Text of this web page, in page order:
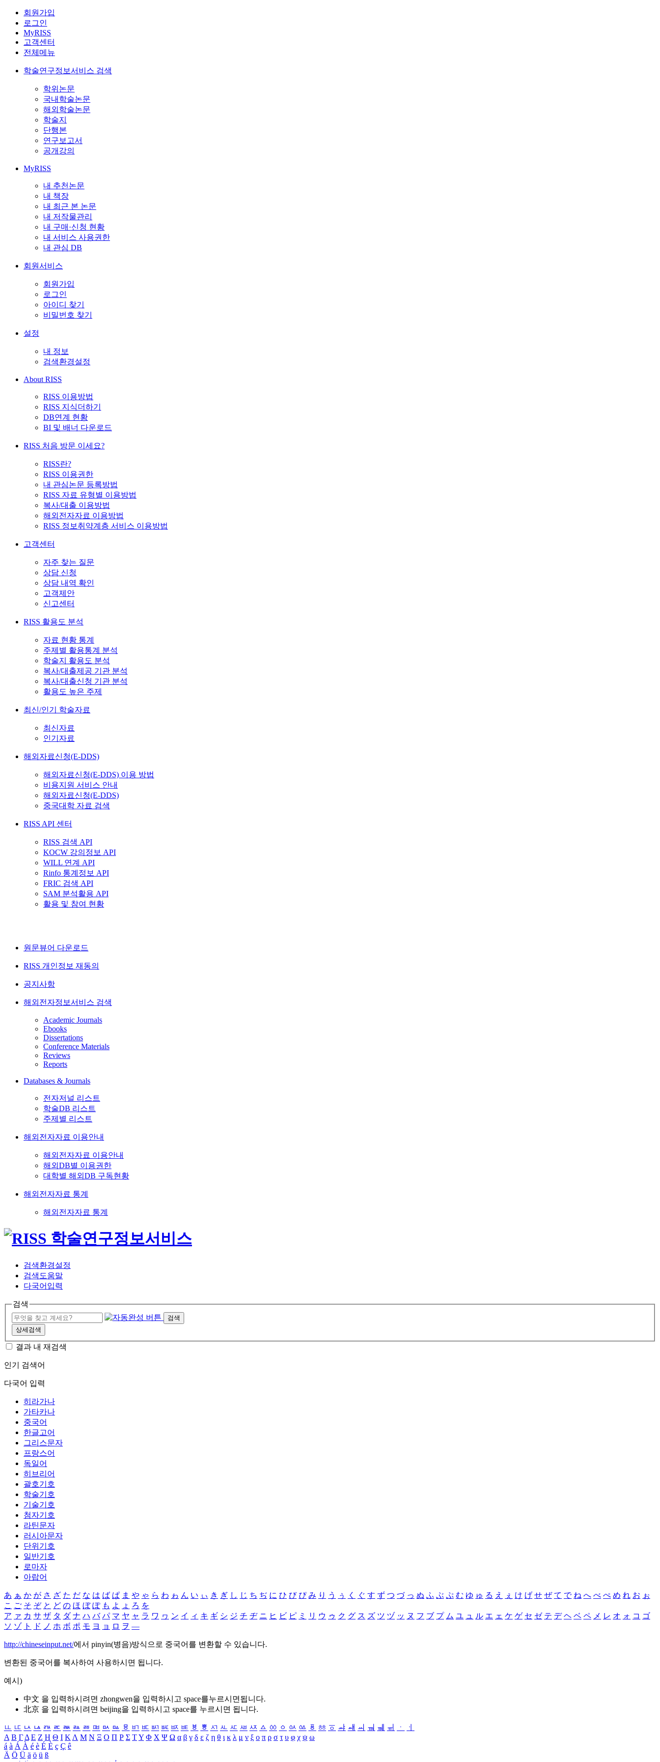
회원가입
로그인
MyRISS
고객센터
전체메뉴
학술연구정보서비스 검색
학위논문
국내학술논문
해외학술논문
학술지
단행본
연구보고서
공개강의
MyRISS
내 추천논문
내 책장
내 최근 본 논문
내 저작물관리
내 구매·신청 현황
내 서비스 사용권한
내 관심 DB
회원서비스
회원가입
로그인
아이디 찾기
비밀번호 찾기
설정
내 정보
검색환경설정
About RISS
RISS 이용방법
RISS 지식더하기
DB연계 현황
BI 및 배너 다운로드
RISS 처음 방문 이세요?
RISS란?
RISS 이용권한
내 관심논문 등록방법
RISS 자료 유형별 이용방법
복사/대출 이용방법
해외전자자료 이용방법
RISS 정보취약계층 서비스 이용방법
고객센터
자주 찾는 질문
상담 신청
상담 내역 확인
고객제안
신고센터
RISS 활용도 분석
자료 현황 통계
주제별 활용통계 분석
학술지 활용도 분석
복사/대출제공 기관 분석
복사/대출신청 기관 분석
활용도 높은 주제
최신/인기 학술자료
최신자료
인기자료
해외자료신청(E-DDS)
해외자료신청(E-DDS) 이용 방법
비용지원 서비스 안내
해외자료신청(E-DDS)
중국대학 자료 검색
RISS API 센터
RISS 검색 API
KOCW 강의정보 API
WILL 연계 API
Rinfo 통계정보 API
FRIC 검색 API
SAM 분석활용 API
활용 및 참여 현황
원문뷰어 다운로드
RISS 개인정보 재동의
공지사항
해외전자정보서비스 검색
Academic Journals
Ebooks
Dissertations
Conference Materials
Reviews
Reports
Databases & Journals
전자저널 리스트
학술DB 리스트
주제별 리스트
해외전자자료 이용안내
해외전자자료 이용안내
해외DB별 이용권한
대학별 해외DB 구독현황
해외전자자료 통계
해외전자자료 통계
검색환경설정
검색도움말
다국어입력
검색
검색
상세검색
결과 내 재검색
인기 검색어
다국어 입력
히라가나
가타카나
중국어
한글고어
그리스문자
프랑스어
독일어
히브리어
괄호기호
학술기호
기술기호
첨자기호
라틴문자
러시아문자
단위기호
일반기호
로마자
아랍어
あ ぁ か が さ ざ た だ な は ば ぱ ま や ゃ ら わ ゎ ん い ぃ き ぎ し じ ち ぢ に ひ び ぴ み り う ぅ く ぐ す ず つ づ っ ぬ ふ ぶ ぷ む ゆ ゅ る え ぇ け げ せ ぜ て で ね へ べ ぺ め れ お ぉ
こ ご そ ぞ と ど の ほ ぼ ぽ も よ ょ ろ を
ア ァ カ サ ザ タ ダ ナ ハ バ パ マ ヤ ャ ラ ワ ヮ ン イ ィ キ ギ シ ジ チ ヂ ニ ヒ ビ ピ ミ リ ウ ゥ ク グ ス ズ ツ ヅ ッ ヌ フ ブ プ ム ユ ュ ル エ ェ ケ ゲ セ ゼ テ デ ヘ ベ ペ メ レ オ ォ コ ゴ
ソ ゾ ト ド ノ ホ ボ ポ モ ヨ ョ ロ ヲ ―
http://chineseinput.net/에서 pinyin(병음)방식으로 중국어를 변환할 수 있습니다.
변환된 중국어를 복사하여 사용하시면 됩니다.
예시)
中文 을 입력하시려면 zhongwen을 입력하시고 space를누르시면됩니다.
北京 을 입력하시려면 beijing을 입력하시고 space를 누르시면 됩니다.
ㅥ ㅦ ㅧ ㅨ ㅩ ㅪ ㅫ ㅬ ㅭ ㅮ ㅯ ㅰ ㅱ ㅲ ㅳ ㅴ ㅵ ㅶ ㅷ ㅸ ㅹ ㅺ ㅻ ㅼ ㅽ ㅾ ㅿ ㆀ ㆁ ㆂ ㆃ ㆄ ㆅ ㆆ ㆇ ㆈ ㆉ ㆊ ㆋ ㆌ ㆍ
ㆎ
Α Β ΓΔ Ε Ζ Η Θ Ι ΚΛ Μ Ν Ξ Ο Π Ρ Σ ΤΥ Φ Χ Ψ Ω α β γ δ ε ζ η θ ι κ λ μ ν ξ ο π ρ σ τ υ φ χ ψ ω
á à Á À é è É È ç Ç ê
Ä Ö Ü ä ö ü ß